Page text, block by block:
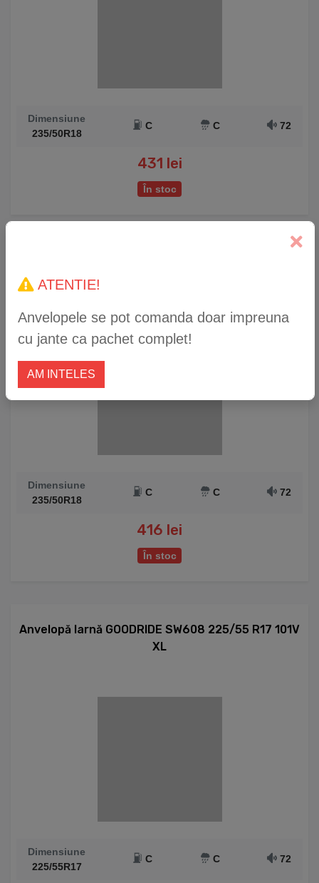
Dimensiune
235/50R18
C C 72
431 lei
În stoc
Dimensiune
235/50R18
C C 72
416 lei
În stoc
Anvelopă Iarnă GOODRIDE SW608 225/55 R17 101V
XL
Dimensiune
225/55R17
C C 72
ATENTIE!
Anvelopele se pot comanda doar impreuna
cu jante ca pachet complet!
AM INTELES